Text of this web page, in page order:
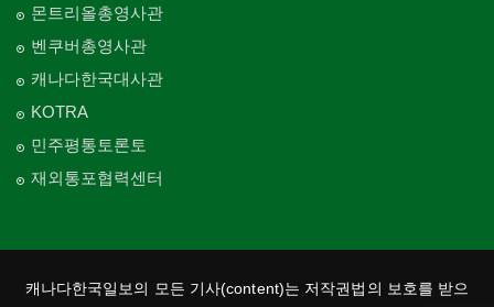
몬트리올총영사관
벤쿠버총영사관
캐나다한국대사관
KOTRA
민주평통토론토
재외통포협력센터
캐나다한국일보의 모든 기사(content)는 저작권법의 보호를 받으